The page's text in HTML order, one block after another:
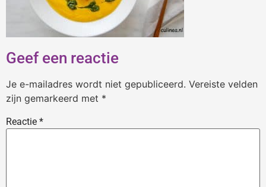
Geef een reactie
Je e-mailadres wordt niet gepubliceerd. Vereiste velden
zijn gemarkeerd met *
Reactie *